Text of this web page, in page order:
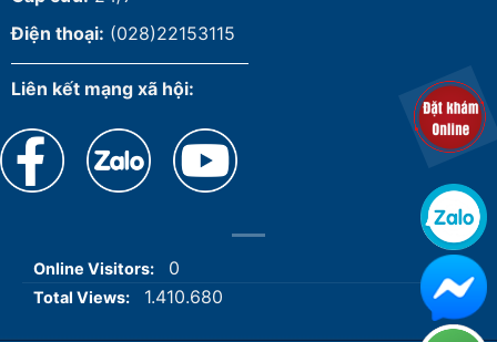
Điện thoại: (028)22153115
Liên kết mạng xã hội:
Online Visitors: 0
Total Views: 1.410.680